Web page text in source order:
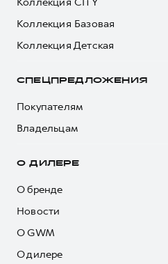
Коллекция Базовая
Коллекция Детская
СПЕЦПРЕДЛОЖЕНИЯ
Покупателям
Владельцам
О ДИЛЕРЕ
О бренде
Новости
О GWM
О дилере